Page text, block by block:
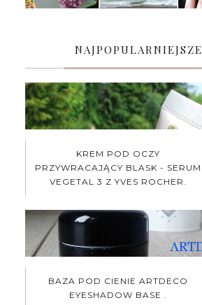
NAJPOPULARNIEJSZE
KREM POD OCZY
PRZYWRACAJĄCY BLASK - SERUM
VEGETAL 3 Z YVES ROCHER.
BAZA POD CIENIE ARTDECO
EYESHADOW BASE .